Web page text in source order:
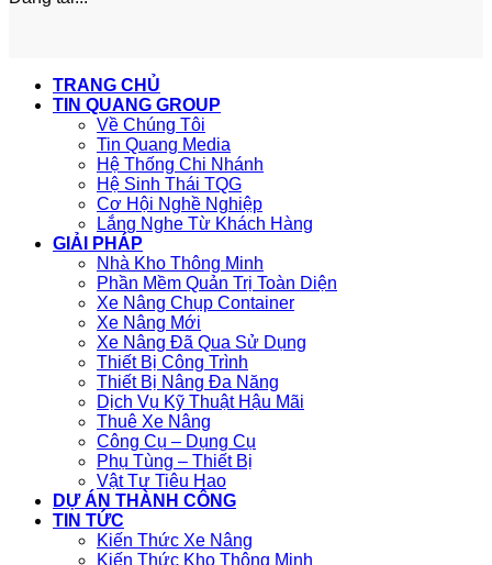
TRANG CHỦ
TIN QUANG GROUP
Về Chúng Tôi
Tin Quang Media
Hệ Thống Chi Nhánh
Hệ Sinh Thái TQG
Cơ Hội Nghề Nghiệp
Lắng Nghe Từ Khách Hàng
GIẢI PHÁP
Nhà Kho Thông Minh
Phần Mềm Quản Trị Toàn Diện
Xe Nâng Chụp Container
Xe Nâng Mới
Xe Nâng Đã Qua Sử Dụng
Thiết Bị Công Trình
Thiết Bị Nâng Đa Năng
Dịch Vụ Kỹ Thuật Hậu Mãi
Thuê Xe Nâng
Công Cụ – Dụng Cụ
Phụ Tùng – Thiết Bị
Vật Tư Tiêu Hao
DỰ ÁN THÀNH CÔNG
TIN TỨC
Kiến Thức Xe Nâng
Kiến Thức Kho Thông Minh